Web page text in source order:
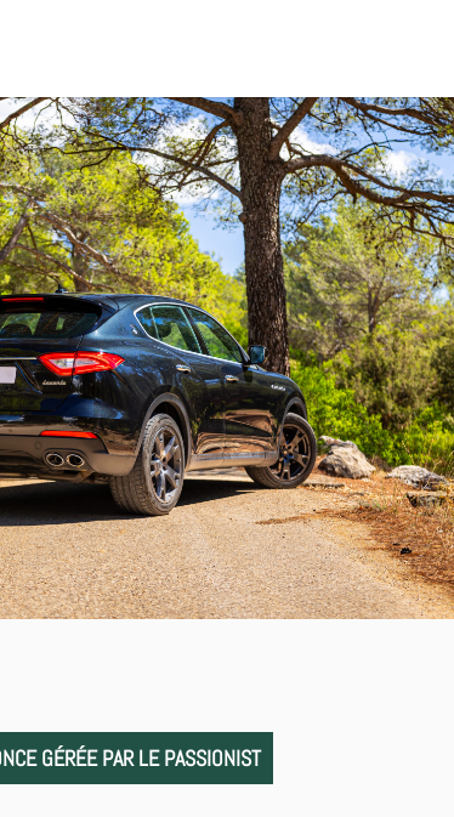
GÉRÉE PAR LE PASSIONIST